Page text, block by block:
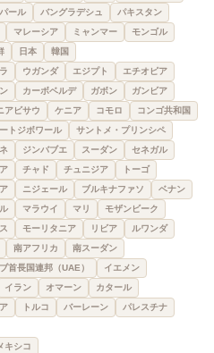
ール バングラデシュ
パキスタン
マレーシア ミャンマー
モンゴル
日本 韓国
ウガンダ エジプト
エチオピア
カーボベルデ ガボン
ガンビア
アビサウ ケニア コモロ
コンゴ共和国
トジボワール
サントメ・プリンシペ
ジンバブエ スーダン
セネガル
チャド チュニジア
トーゴ
ニジェール ブルキナファソ
ベナン
マラウイ マリ
モザンビーク
モーリタニア リビア
ルワンダ
南アフリカ 南スーダン
首長国連邦（UAE）
イエメン
イラン オマーン
カタール
トルコ バーレーン
パレスチナ
キシコ